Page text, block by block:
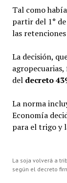
Tal como
partir del 1°
las
La decisión,
del decreto
La norma
Economía
para el trigo y
La soja volverá a
según el decreto